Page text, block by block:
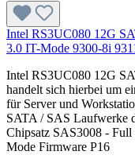
Intel RS3UC080 12G
3.0 IT-Mode 9300-8i
Intel RS3UC080 12G
handelt sich hierbei um
für Server und
SATA / SAS Laufwerke
Chipsatz SAS3008 -
Mode Firmware P16